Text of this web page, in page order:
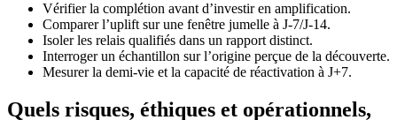
Vérifier la complétion avant d’investir en amplification.
Comparer l’uplift sur une fenêtre jumelle à J-7/J-14.
Isoler les relais qualifiés dans un rapport distinct.
Interroger un échantillon sur l’origine perçue de la découverte.
Mesurer la demi-vie et la capacité de réactivation à J+7.
Quels risques, éthiques et opérationnels,